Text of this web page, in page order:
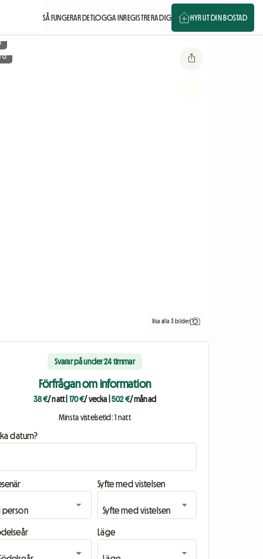
SÅ FUNGERAR DETLOGGA INREGISTRERA DIG HYR UT DIN BOSTAD
Visa alla 3 bilder
Svarar på under 24 timmar
Förfrågan om information
38 €/ natt| 170 €/ vecka |502 €/ månad
Minsta vistelsetid: 1 natt
datum?
Syfte med vistelsen
Läge